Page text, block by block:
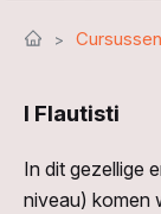
Cursussen
I Flautisti
In dit gezellige
niveau) komen